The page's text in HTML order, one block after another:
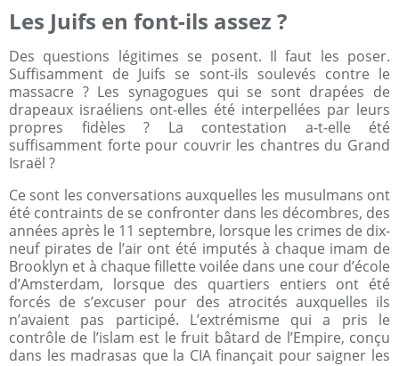
Les Juifs en font-ils assez ?
Des questions légitimes se posent. Il faut les poser.
Suffisamment de Juifs se sont-ils soulevés contre le
massacre ? Les synagogues qui se sont drapées de
drapeaux israéliens ont-elles été interpellées par leurs
propres fidèles ? La contestation a-t-elle été
suffisamment forte pour couvrir les chantres du Grand
Israël ?
Ce sont les conversations auxquelles les musulmans ont
été contraints de se confronter dans les décombres, des
années après le 11 septembre, lorsque les crimes de dix-
neuf pirates de l’air ont été imputés à chaque imam de
Brooklyn et à chaque fillette voilée dans une cour d’école
d’Amsterdam, lorsque des quartiers entiers ont été
forcés de s’excuser pour des atrocités auxquelles ils
n’avaient pas participé. L’extrémisme qui a pris le
contrôle de l’islam est le fruit bâtard de l’Empire, conçu
dans les madrasas que la CIA finançait pour saigner les